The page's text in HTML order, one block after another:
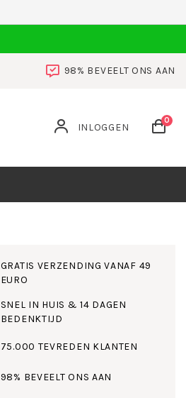
98% BEVEELT ONS AAN
INLOGGEN
0
GRATIS VERZENDING VANAF 49
EURO
SNEL IN HUIS & 14 DAGEN
BEDENKTIJD
75.000 TEVREDEN KLANTEN
98% BEVEELT ONS AAN